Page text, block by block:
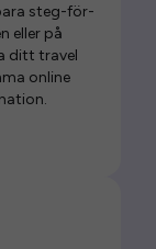
steg-för-
eller på
ditt travel
online